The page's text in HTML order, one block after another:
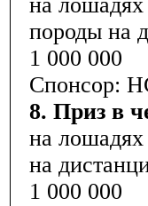
породы на
1 000 000
Спонсор:
8. Приз в
на лошадях
на
1 000 000